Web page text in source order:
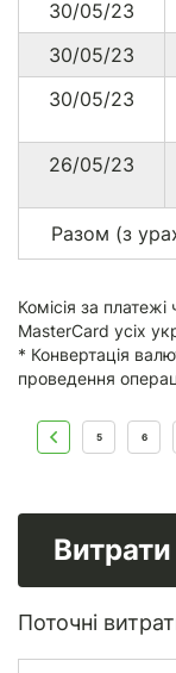
30/05/23
30/05/23
30/05/23
26/05/23
Разом (з
Комісія за платежі
MasterCard усіх
* Конвертація
проведення
5 6
Витрати
Поточні